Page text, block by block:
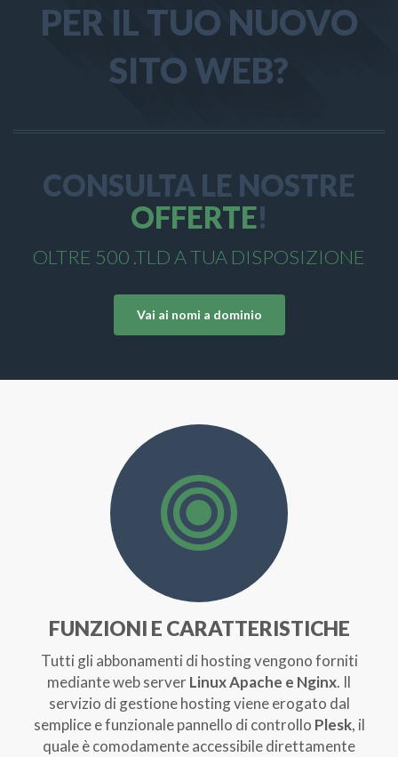
PER IL TUO NUOVO
SITO WEB?
CONSULTA LE NOSTRE
OFFERTE!
OLTRE 500 .TLD A TUA DISPOSIZIONE
Vai ai nomi a dominio
FUNZIONI E CARATTERISTICHE
Tutti gli abbonamenti di hosting vengono forniti
mediante web serverLinux Apache e Nginx. Il
servizio di gestione hosting viene erogato dal
semplice e funzionale pannello di controllo Plesk, il
quale è comodamente accessibile direttamente